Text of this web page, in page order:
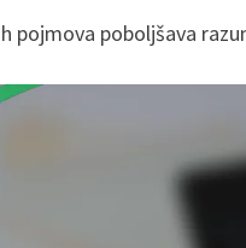
pojmova poboljšava